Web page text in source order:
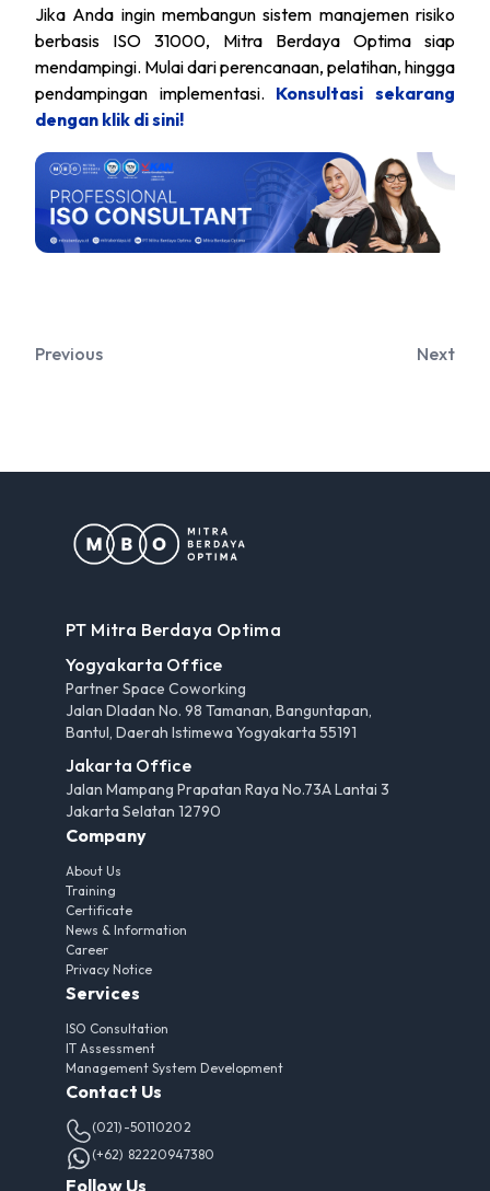
Jika Anda ingin membangun sistem manajemen risiko
berbasis ISO 31000, Mitra Berdaya Optima siap
mendampingi. Mulai dari perencanaan, pelatihan, hingga
pendampingan implementasi. Konsultasi sekarang
dengan klik di sini!
Previous Next
PT Mitra Berdaya Optima
Yogyakarta Office
Partner Space Coworking
Jalan Dladan No. 98 Tamanan, Banguntapan,
Bantul, Daerah Istimewa Yogyakarta 55191
Jakarta Office
Jalan Mampang Prapatan Raya No.73A Lantai 3
Jakarta Selatan 12790
Company
About Us
Training
Certificate
News & Information
Career
Privacy Notice
Services
ISO Consultation
IT Assessment
Management System Development
Contact Us
(021)-50110202
(+62) 82220947380
Follow Us